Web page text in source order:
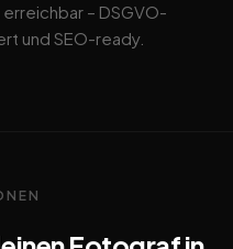
– DSGVO-
und SEO-ready.